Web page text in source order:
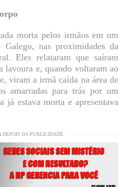
morta pelos irmãos em um
nas proximidades da
Eles relataram que saíram
lavoura e, quando voltaram ao
viram a irmã caída na área de
amarradas para trás por um
já estava morta e apresentava
DEPOIS DA PUBLICIDADE